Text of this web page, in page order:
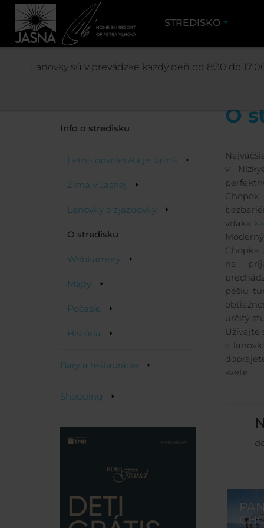
STREDISKO
Info o stredisku
Letná dovolenka je Jasná
Zima v Jasnej
Lanovky a zjazdovky
O stredisku
Webkamery
Mapy
Počasie
História
Bary a reštaurácie
Shopping
O
v
vďaka
Chopka
na
pešiu
určitý
Užívajte
s
svete.
Lanovky sú v prevádzke každý deň od 8:30 do